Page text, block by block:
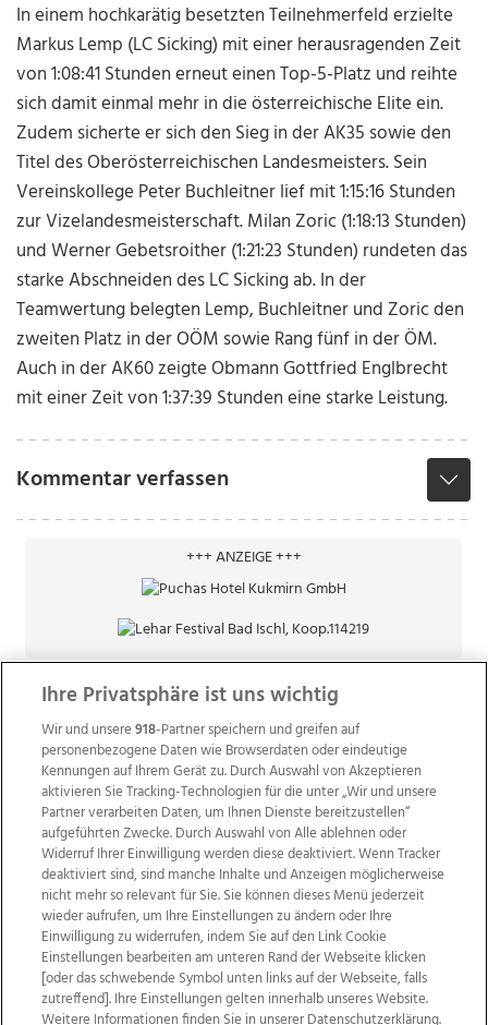
In einem hochkarätig besetzten Teilnehmerfeld erzielte
Markus Lemp (LC Sicking) mit einer herausragenden Zeit
von 1:08:41 Stunden erneut einen Top-5-Platz und reihte
sich damit einmal mehr in die österreichische Elite ein.
Zudem sicherte er sich den Sieg in der AK35 sowie den
Titel des Oberösterreichischen Landesmeisters. Sein
Vereinskollege Peter Buchleitner lief mit 1:15:16 Stunden
zur Vizelandesmeisterschaft. Milan Zoric (1:18:13 Stunden)
und Werner Gebetsroither (1:21:23 Stunden) rundeten das
starke Abschneiden des LC Sicking ab. In der
Teamwertung belegten Lemp, Buchleitner und Zoric den
zweiten Platz in der OÖM sowie Rang fünf in der ÖM.
Auch in der AK60 zeigte Obmann Gottfried Englbrecht
mit einer Zeit von 1:37:39 Stunden eine starke Leistung.
Kommentar verfassen
+++ ANZEIGE +++
Wir über uns Mediadaten Kontakt
Jobs
Datenschutz
Impressum
AGB Anzeigekunden
AGB Website
Ehrenkodex Politische Werbung
Ihre Privatsphäre ist uns wichtig
Wir und unsere918-Partner speichern und greifen auf
personenbezogene Daten wie Browserdaten oder eindeutige
Kennungen auf Ihrem Gerät zu. Durch Auswahl von Akzeptieren
aktivieren Sie Tracking-Technologien für die unter „Wir und unsere
Partner verarbeiten Daten, um Ihnen Dienste bereitzustellen“
aufgeführten Zwecke. Durch Auswahl von Alle ablehnen oder
Widerruf Ihrer Einwilligung werden diese deaktiviert. Wenn Tracker
deaktiviert sind, sind manche Inhalte und Anzeigen möglicherweise
nicht mehr so relevant für Sie. Sie können dieses Menü jederzeit
wieder aufrufen, um Ihre Einstellungen zu ändern oder Ihre
Einwilligung zu widerrufen, indem Sie auf den Link Cookie
Einstellungen bearbeiten am unteren Rand der Webseite klicken
[oder das schwebende Symbol unten links auf der Webseite, falls
zutreffend]. Ihre Einstellungen gelten innerhalb unseres Website.
Weitere Informationen finden Sie in unserer Datenschutzerklärung.